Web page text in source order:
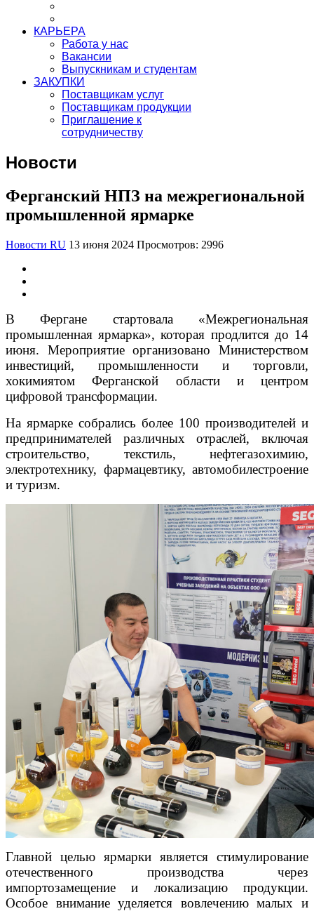
КАРЬЕРА
Работа у нас
Вакансии
Выпускникам и студентам
ЗАКУПКИ
Поставщикам услуг
Поставщикам продукции
Приглашение к
сотрудничеству
Новости
Ферганский НПЗ на межрегиональной
промышленной ярмарке
Новости RU 13 июня 2024 Просмотров: 2996
В Фергане стартовала «Межрегиональная
промышленная ярмарка», которая продлится до 14
июня. Мероприятие организовано Министерством
инвестиций, промышленности и торговли,
хокимиятом Ферганской области и центром
цифровой трансформации.
На ярмарке собрались более 100 производителей и
предпринимателей различных отраслей, включая
строительство, текстиль, нефтегазохимию,
электротехнику, фармацевтику, автомобилестроение
и туризм.
Главной целью ярмарки является стимулирование
отечественного производства через
импортозамещение и локализацию продукции.
Особое внимание уделяется вовлечению малых и